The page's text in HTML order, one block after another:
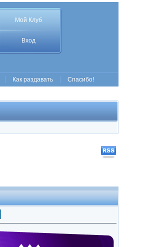
Мой Клуб
Вход
Как раздавать Спасибо!